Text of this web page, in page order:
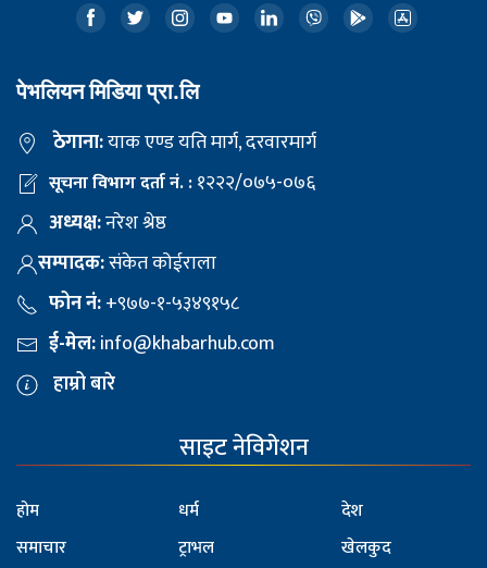
पेभलियन मिडिया प्रा.लि
ठेगाना:याक एण्ड यति मार्ग, दरवारमार्ग
सूचना विभाग दर्ता नं. :१२२२/०७५-०७६
अध्यक्ष:नरेश श्रेष्ठ
सम्पादक:संकेत कोईराला
फोन नं:+९७७-१-५३४९१५८
ई-मेल:info@khabarhub.com
हाम्रो बारे
साइट नेविगेशन
होम
समाचार
धर्म
ट्राभल
देश
खेलकुद